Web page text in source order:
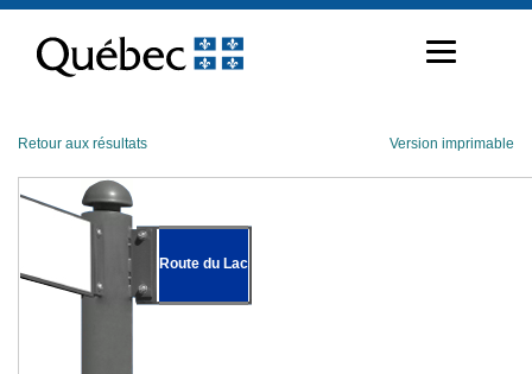
contenu
Retour aux résultats Version imprimable
Route du Lac